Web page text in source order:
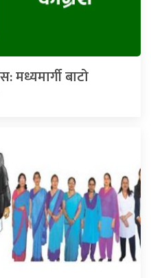
मध्यमार्गी बाटो